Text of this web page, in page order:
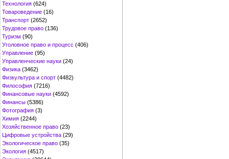
Технология (624)
Товароведение (16)
Транспорт (2652)
Трудовое право (136)
Туризм (90)
Уголовное право и процесс (406)
Управление (95)
Управленческие науки (24)
Физика (3462)
Физкультура и спорт (4482)
Философия (7216)
Финансовые науки (4592)
Финансы (5386)
Фотография (3)
Химия (2244)
Хозяйственное право (23)
Цифровые устройства (29)
Экологическое право (35)
Экология (4517)